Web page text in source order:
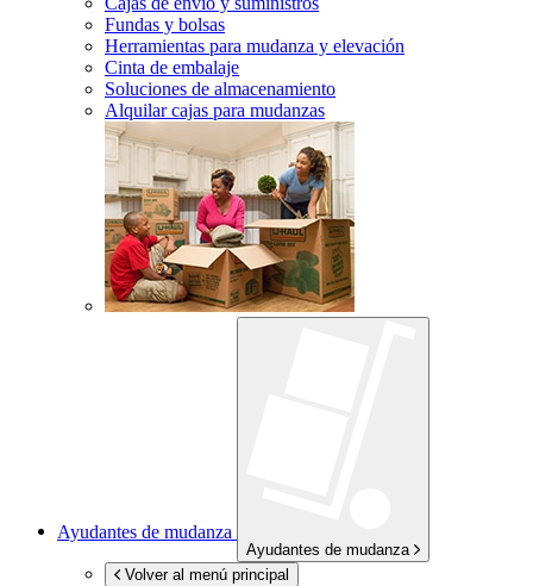
Fundas y bolsas
Herramientas para mudanza y elevación
Cinta de embalaje
Soluciones de almacenamiento
Alquilar cajas para mudanzas
Ayudantes de mudanza
Ayudantes de mudanza
Volver al menú principal